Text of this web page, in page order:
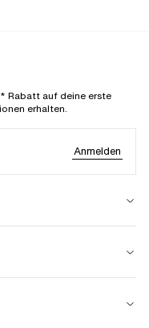
Rabatt auf deine erste
erhalten.
Anmelden